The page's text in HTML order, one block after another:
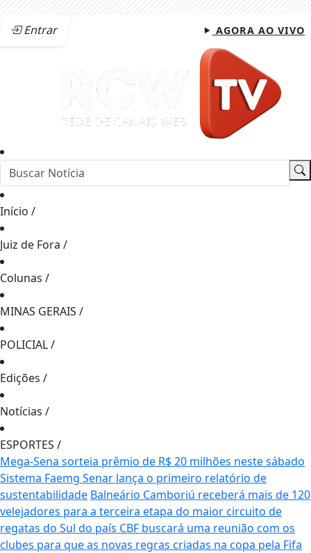
Entrar AGORA AO VIVO
Início /
Juiz de Fora /
Colunas /
MINAS GERAIS /
POLICIAL/
Edições /
Notícias /
ESPORTES /
Mega-Sena sorteia prêmio de R$ 20 milhões neste sábado
Sistema Faemg Senar lança o primeiro relatório de
sustentabilidade Balneário Camboriú receberá mais de 120
velejadores para a terceira etapa do maior circuito de
regatas do Sul do país CBF buscará uma reunião com os
clubes para que as novas regras criadas na copa pela Fifa